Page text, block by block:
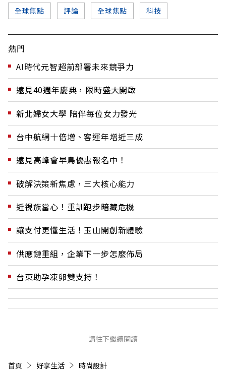
全球焦點 評論 全球焦點 科技
熱門
AI時代元智超前部署未來競爭力
遠見40週年慶典，限時盛大開啟
新北婦女大學 陪伴每位女力發光
台中航網十倍增、客運年增近三成
遠見高峰會早鳥優惠報名中！
破解決策新焦慮，三大核心能力
近視族當心！重訓跑步暗藏危機
讓支付更懂生活！玉山開創新體驗
供應鏈重組，企業下一步怎麼佈局
台東助孕凍卵雙支持！
請往下繼續閱讀
首頁 好享生活 時尚設計